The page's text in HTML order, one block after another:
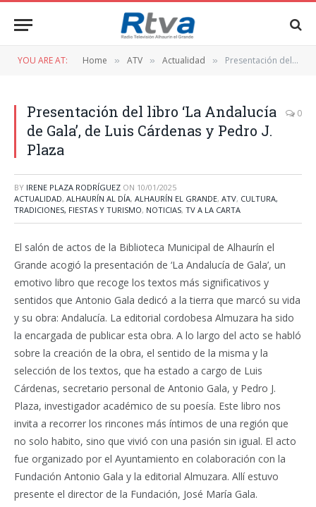
YOU ARE AT: Home » ATV » Actualidad » Presentación del libro ‘La Andalucía de Gala’, de Luis Cárdenas y Pedro J. Plaza
Presentación del libro ‘La Andalucía
de Gala’, de Luis Cárdenas y Pedro J.
Plaza
0
BY IRENE PLAZA RODRÍGUEZ ON 10/01/2025
ACTUALIDAD, ALHAURÍN AL DÍA, ALHAURÍN EL GRANDE, ATV, CULTURA,
TRADICIONES, FIESTAS Y TURISMO, NOTICIAS, TV A LA CARTA
El salón de actos de la Biblioteca Municipal de Alhaurín el
Grande acogió la presentación de ‘La Andalucía de Gala’, un
emotivo libro que recoge los textos más significativos y
sentidos que Antonio Gala dedicó a la tierra que marcó su vida
y su obra: Andalucía. La editorial cordobesa Almuzara ha sido
la encargada de publicar esta obra. A lo largo del acto se habló
sobre la creación de la obra, el sentido de la misma y la
selección de los textos, que ha estado a cargo de Luis
Cárdenas, secretario personal de Antonio Gala, y Pedro J.
Plaza, investigador académico de su poesía. Este libro nos
invita a recorrer los rincones más íntimos de una región que
no solo habito, sino que vivió con una pasión sin igual. El acto
fue organizado por el Ayuntamiento en colaboración con la
Fundación Antonio Gala y la editorial Almuzara. Allí estuvo
presente el director de la Fundación, José María Gala.